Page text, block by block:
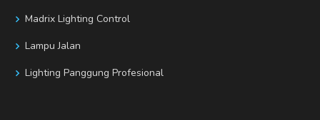
Madrix Lighting Control
Lampu Jalan
Lighting Panggung Profesional